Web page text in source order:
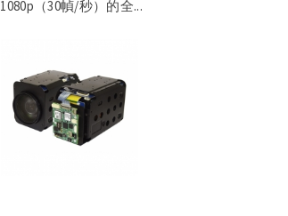
1080p（30幀/秒）的全...